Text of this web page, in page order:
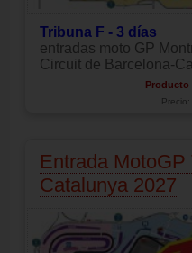
Tribuna F - 3 días
entradas moto GP
Circuit de Barcelona-
Precio:
Entrada
Catalunya 2027